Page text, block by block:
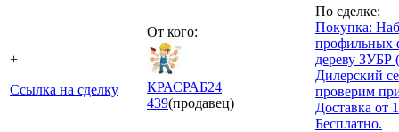
+
Ссылка на сделку
От кого:
КРАСРАБ24
439(продавец)
По сделке:
Покупка:
профильных
дереву ЗУБР
Дилерский
проверим
Доставка от
Бесплатно.